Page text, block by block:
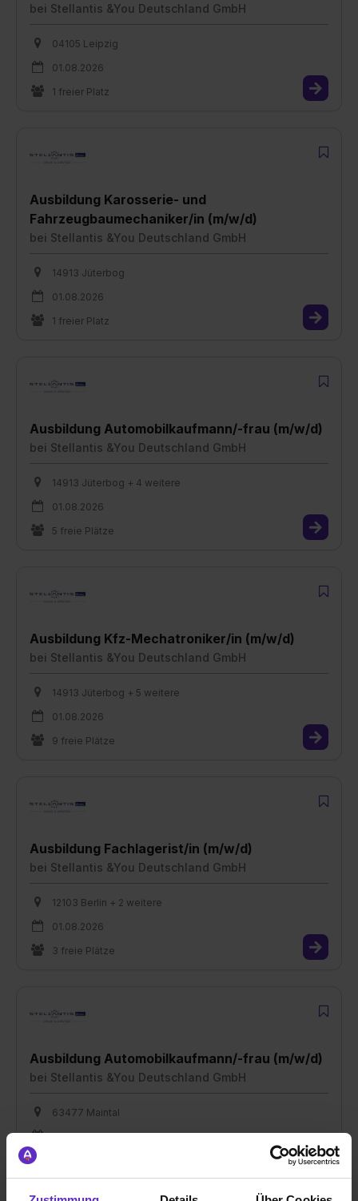
bei Stellantis &You Deutschland GmbH
04105 Leipzig
01.08.2026
1 freier Platz
Ausbildung Karosserie- und
Fahrzeugbaumechaniker/in (m/w/d)
bei Stellantis &You Deutschland GmbH
14913 Jüterbog
01.08.2026
1 freier Platz
Ausbildung Automobilkaufmann/-frau (m/w/d)
bei Stellantis &You Deutschland GmbH
14913 Jüterbog + 4 weitere
01.08.2026
5 freie Plätze
Ausbildung Kfz-Mechatroniker/in (m/w/d)
bei Stellantis &You Deutschland GmbH
14913 Jüterbog + 5 weitere
01.08.2026
9 freie Plätze
Ausbildung Fachlagerist/in (m/w/d)
bei Stellantis &You Deutschland GmbH
12103 Berlin + 2 weitere
01.08.2026
3 freie Plätze
Ausbildung Automobilkaufmann/-frau (m/w/d)
bei Stellantis &You Deutschland GmbH
63477 Maintal
01.08.2026